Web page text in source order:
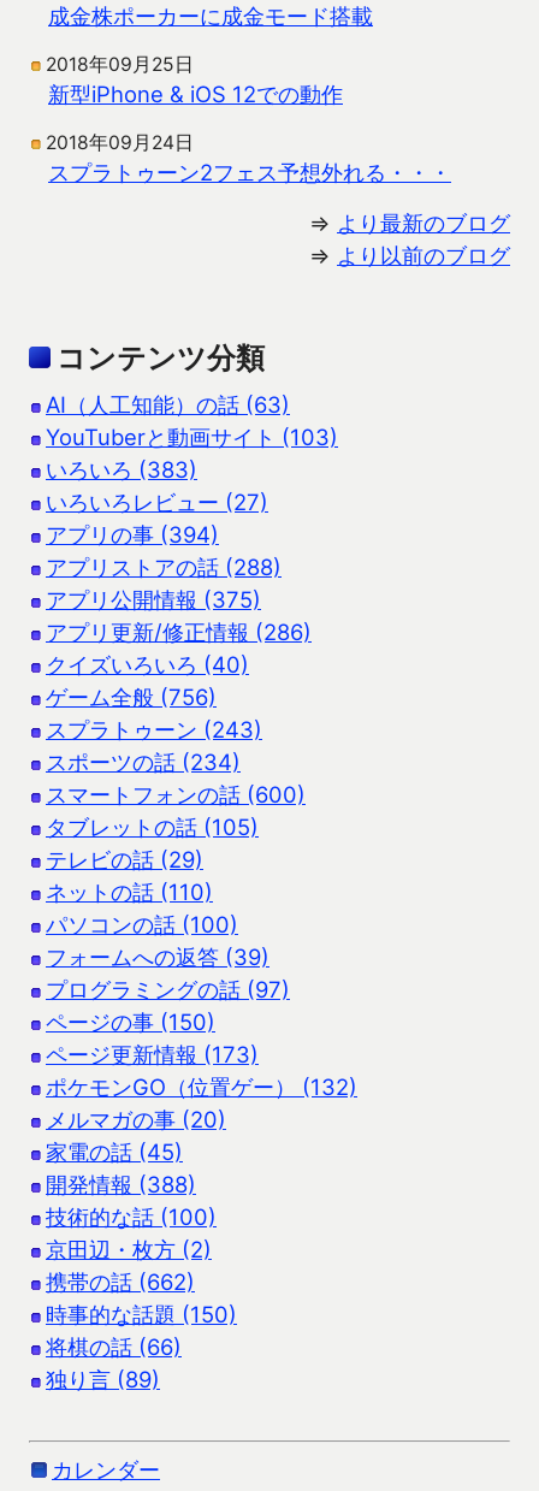
成金株ポーカーに成金モード搭載
2018年09月25日
新型iPhone & iOS 12での動作
2018年09月24日
スプラトゥーン2フェス予想外れる・・・
⇒ より最新のブログ
⇒ より以前のブログ
コンテンツ分類
AI（人工知能）の話 (63)
YouTuberと動画サイト (103)
いろいろ (383)
いろいろレビュー (27)
アプリの事 (394)
アプリストアの話 (288)
アプリ公開情報 (375)
アプリ更新/修正情報 (286)
クイズいろいろ (40)
ゲーム全般 (756)
スプラトゥーン (243)
スポーツの話 (234)
スマートフォンの話 (600)
タブレットの話 (105)
テレビの話 (29)
ネットの話 (110)
パソコンの話 (100)
フォームへの返答 (39)
プログラミングの話 (97)
ページの事 (150)
ページ更新情報 (173)
ポケモンGO（位置ゲー） (132)
メルマガの事 (20)
家電の話 (45)
開発情報 (388)
技術的な話 (100)
京田辺・枚方 (2)
携帯の話 (662)
時事的な話題 (150)
将棋の話 (66)
独り言 (89)
カレンダー